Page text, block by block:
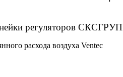
регуляторов